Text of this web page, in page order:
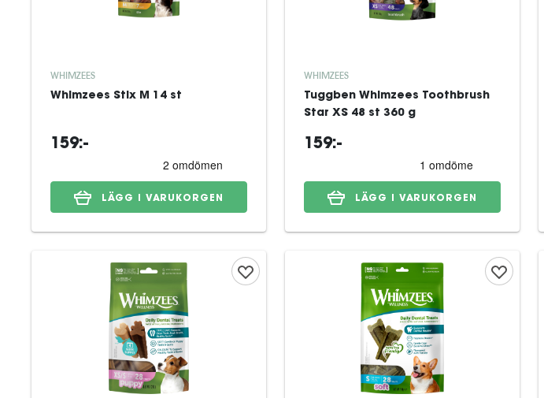
WHIMZEES
Whimzees Stix M 14 st
159:-
LÄGG I VARUKORGEN
WHIMZEES
Tuggben Whimzees Toothbrush
Star XS 48 st 360 g
159:-
LÄGG I VARUKORGEN